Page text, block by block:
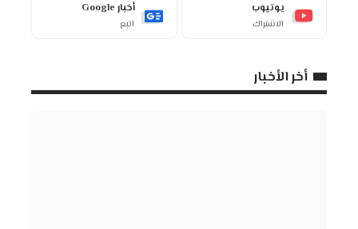
يوتيوب
الاشتراك
أخبار Google
اتبع
أخر الأخبار